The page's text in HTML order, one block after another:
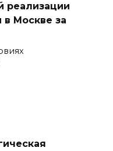
реализации
Москве за